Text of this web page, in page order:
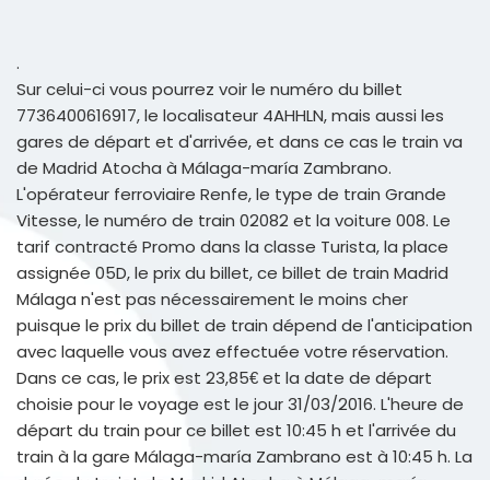
.
Sur celui-ci vous pourrez voir le numéro du billet
7736400616917, le localisateur 4AHHLN, mais aussi les
gares de départ et d'arrivée, et dans ce cas le train va
de Madrid Atocha à Málaga-maría Zambrano.
L'opérateur ferroviaire Renfe, le type de train Grande
Vitesse, le numéro de train 02082 et la voiture 008. Le
tarif contracté Promo dans la classe Turista, la place
assignée 05D, le prix du billet, ce billet de train Madrid
Málaga n'est pas nécessairement le moins cher
puisque le prix du billet de train dépend de l'anticipation
avec laquelle vous avez effectuée votre réservation.
Dans ce cas, le prix est 23,85€ et la date de départ
choisie pour le voyage est le jour 31/03/2016. L'heure de
départ du train pour ce billet est 10:45 h et l'arrivée du
train à la gare Málaga-maría Zambrano est à 10:45 h. La